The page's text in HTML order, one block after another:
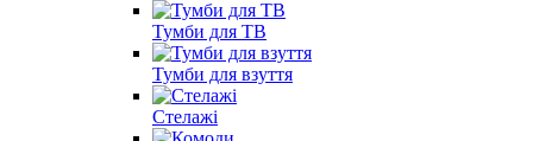
Тумби для ТВ
Тумби для взуття
Стелажі